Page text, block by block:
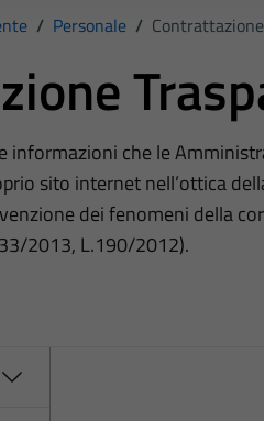
/ Personale /
informazioni che le
sito internet nell’ottica
dei fenomeni della
2013, L.190/2012).